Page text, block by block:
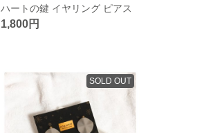
ハートの鍵 イヤリング ピアス
1,800円
SOLD OUT